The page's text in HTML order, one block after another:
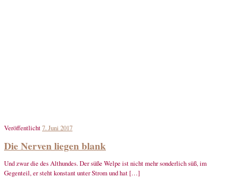
Veröffentlicht7. Juni 2017
Die Nerven liegen blank
Und zwar die des Althundes. Der süße Welpe ist nicht mehr sonderlich süß, im
Gegenteil, er steht konstant unter Strom und hat […]